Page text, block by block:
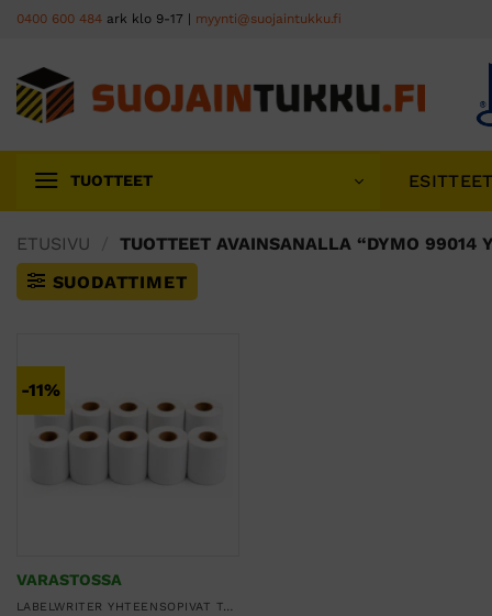
Skip
content
0400 600 484 ark klo 9-17 | myynti@suojaintukku.fi
TUOTTEET ESITTEET
ETUSIVU
TUOTTEET AVAINSANALLA “DYMO 99014
SUODATTIMET
-11%
VARASTOSSA
LABELWRITER YHTEENSOPIVAT TARRARULLAT